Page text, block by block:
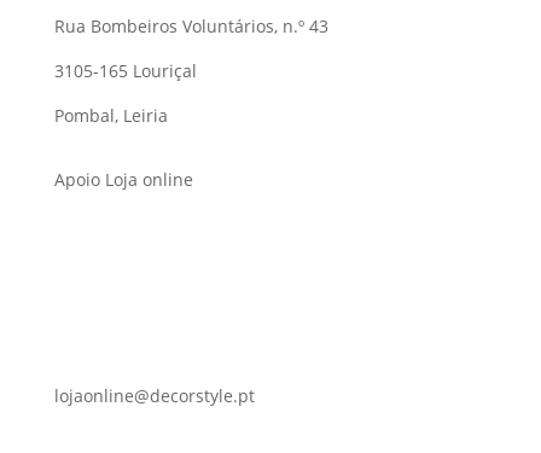
Rua Bombeiros Voluntários, n.º 43
3105-165 Louriçal
Pombal, Leiria
Apoio Loja online
lojaonline@decorstyle.pt